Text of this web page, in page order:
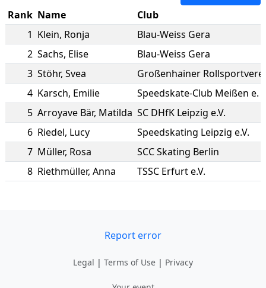
Rank Name
Club
1 Klein, Ronja
Blau-Weiss Gera
2 Sachs, Elise
Blau-Weiss Gera
3 Stöhr, Svea
Großenhainer
4 Karsch, Emilie
Speedskate-Club Meißen e.
5 Arroyave Bär, Matilda SC DHfK Leipzig e.V.
6 Riedel, Lucy
Speedskating Leipzig e.V.
7 Müller, Rosa
SCC Skating Berlin
8 Riethmüller, Anna TSSC Erfurt e.V.
Report error
Legal | Terms of Use | Privacy